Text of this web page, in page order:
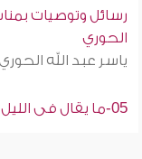
رسائل وتوصيات
الحوري
ياسر عبد الله
05-ما يقال فى الليل - د.محمد إسماعيل المقدم